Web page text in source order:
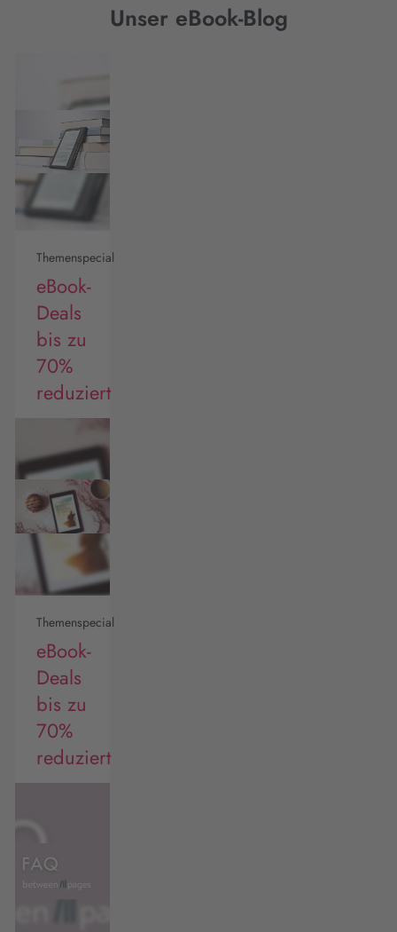
Unser eBook-Blog
Themenspecial
eBook-
Deals
bis zu
70%
reduziert
Themenspecial
eBook-
Deals
bis zu
70%
reduziert